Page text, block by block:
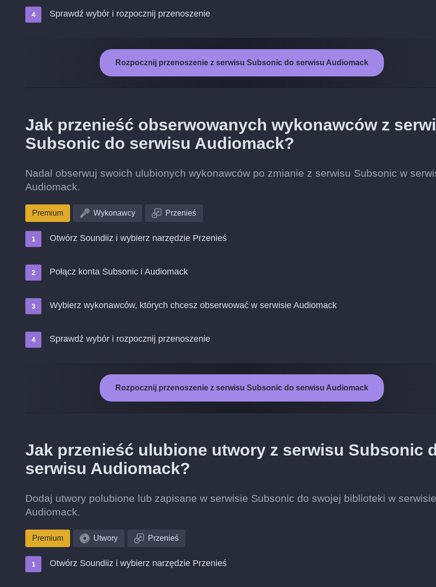
Sprawdź wybór i rozpocznij przenoszenie
Rozpocznij przenoszenie z serwisu Subsonic do serwisu Audiomack
Jak przenieść obserwowanych wykonawców z
Subsonic do serwisu Audiomack?
Nadal obserwuj swoich ulubionych wykonawców po zmianie z serwisu Subsonic w
Audiomack.
Premium Wykonawcy Przenieś
Otwórz Soundiiz i wybierz narzędzie Przenieś
Połącz konta Subsonic i Audiomack
Wybierz wykonawców, których chcesz obserwować w serwisie Audiomack
Sprawdź wybór i rozpocznij przenoszenie
Rozpocznij przenoszenie z serwisu Subsonic do serwisu Audiomack
Jak przenieść ulubione utwory z serwisu Subsonic
serwisu Audiomack?
Dodaj utwory polubione lub zapisane w serwisie Subsonic do swojej biblioteki w serwisie
Audiomack.
Premium Utwory Przenieś
Otwórz Soundiiz i wybierz narzędzie Przenieś